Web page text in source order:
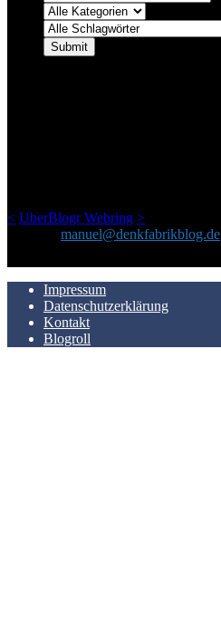
< UberBlogr Webring >
manuel@denkfabrikblog.de
Impressum
Datenschutzerklärung
Kontakt
Blogroll